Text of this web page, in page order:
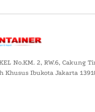
No.KM. 2, RW.6, Cakung
Khusus Ibukota Jakarta